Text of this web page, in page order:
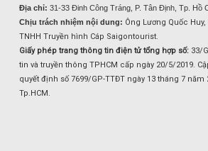
Địa chỉ: 31-33 Đinh Công Tráng, P. Tân Định, Tp. Hồ
Chịu trách nhiệm nội dung: Ông Lương Quốc
TNHH Truyền hình Cáp Saigontourist.
Giấy phép trang thông tin điện tử tổng hợp số: 33/
tin và truyền thông TPHCM cấp ngày 20/5/2019.
quyết định số 7699/GP-TTĐT ngày 13 tháng 7 năm
Tp.HCM.